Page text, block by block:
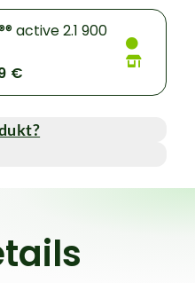
active 2.1 900
€